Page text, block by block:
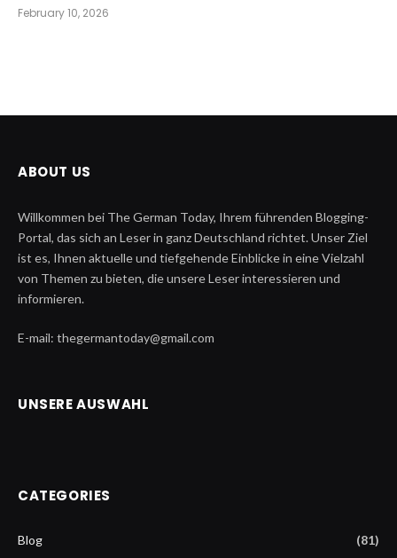
February 10, 2026
ABOUT US
Willkommen bei The German Today, Ihrem führenden Blogging-
Portal, das sich an Leser in ganz Deutschland richtet. Unser Ziel
ist es, Ihnen aktuelle und tiefgehende Einblicke in eine Vielzahl
von Themen zu bieten, die unsere Leser interessieren und
informieren.
E-mail: thegermantoday@gmail.com
UNSERE AUSWAHL
CATEGORIES
Blog
(81)